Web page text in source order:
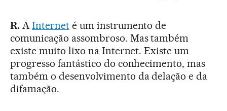
R.AInterneté um instrumento de
comunicação assombroso. Mas também
existe muito lixo na Internet. Existe um
progresso fantástico do conhecimento, mas
também o desenvolvimento da delação e da
difamação.